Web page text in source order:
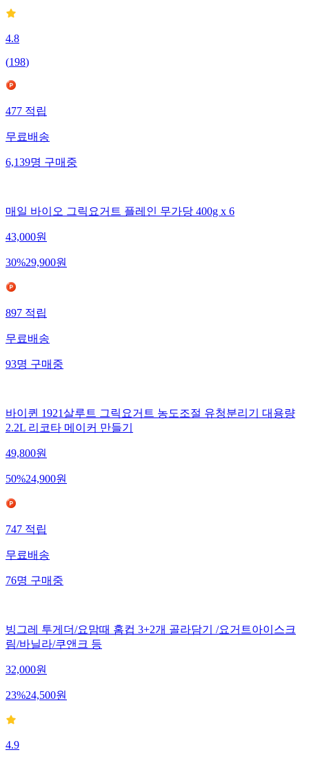
4.8
(198)
477 적립
무료배송
6,139명 구매중
매일 바이오 그릭요거트 플레인 무가당 400g x 6
43,000원
30%29,900원
897적립
무료배송
93명구매중
바이퀸 1921살루트 그릭요거트 농도조절 유청분리기 대용량
2.2L 리코타 메이커 만들기
49,800원
50%24,900원
747적립
무료배송
76명구매중
빙그레 투게더/요맘때 홈컵 3+2개 골라담기 /요거트아이스크
림/바닐라/쿠앤크 등
32,000원
23%24,500원
4.9